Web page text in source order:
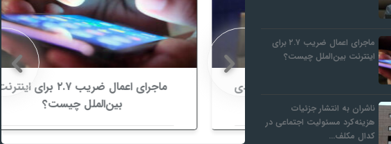
ماجرای اعمال ضریب ۲.۷ برای
اینترنت بین‌الملل چیست؟
ناشران به انتشار جزئیات
هزینه‌کرد مسئولیت اجتماعی در
کدال مکلف…
ذخایر راهبردی
دارو+نامه
ماجرای اعمال ضریب ۲.۷ برای اینترنت
بین‌الملل چیست؟